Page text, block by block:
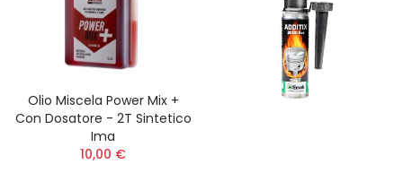
Olio Miscela Power Mix +
Con Dosatore - 2T Sintetico
Ima
10,00 €